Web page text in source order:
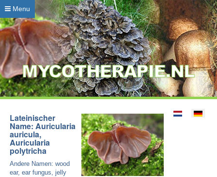
Menu
Lateinischer
Name: Auricularia
auricula,
Auricularia
polytricha
Andere Namen: wood
ear, ear fungus, jelly